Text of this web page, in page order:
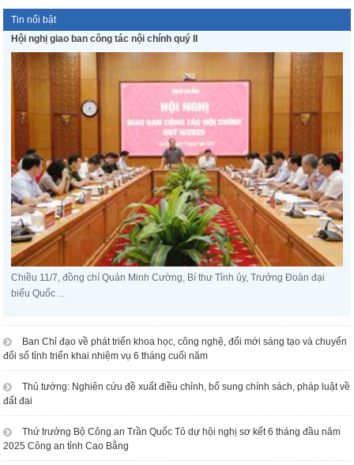
Tin nổi bật
Hội nghị giao ban công tác nội chính quý II
Chiều 11/7, đồng chí Quản Minh Cường, Bí thư Tỉnh ủy, Trưởng Đoàn đại
biểu Quốc ...
Ban Chỉ đạo về phát triển khoa học, công nghệ, đổi mới sáng tạo và chuyển
đổi số tỉnh triển khai nhiệm vụ 6 tháng cuối năm
Thủ tướng: Nghiên cứu đề xuất điều chỉnh, bổ sung chính sách, pháp luật về
đất đai
Thứ trưởng Bộ Công an Trần Quốc Tỏ dự hội nghị sơ kết 6 tháng đầu năm
2025 Công an tỉnh Cao Bằng